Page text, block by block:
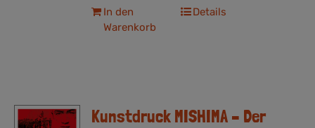
In den
Warenkorb
Details
Kunstdruck MISHIMA – Der